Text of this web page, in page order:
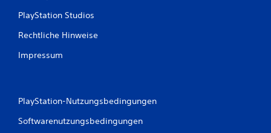
PlayStation Studios
Rechtliche Hinweise
Impressum
PlayStation-Nutzungsbedingungen
Softwarenutzungsbedingungen